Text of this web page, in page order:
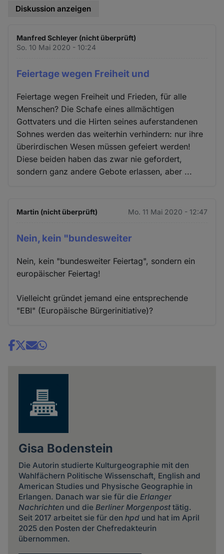
Diskussion anzeigen
Manfred Schleyer (nicht überprüft)
So. 10 Mai 2020 - 10:24
Feiertage wegen Freiheit und
Feiertage wegen Freiheit und Frieden, für alle
Menschen? Die Schafe eines allmächtigen
Gottvaters und die Hirten seines auferstandenen
Sohnes werden das weiterhin verhindern: nur ihre
überirdischen Wesen müssen gefeiert werden!
Diese beiden haben das zwar nie gefordert,
sondern ganz andere Gebote erlassen, aber ...
Martin (nicht überprüft) Mo. 11 Mai 2020 - 12:47
Nein, kein "bundesweiter
Nein, kein "bundesweiter Feiertag", sondern ein
europäischer Feiertag!
Vielleicht gründet jemand eine entsprechende
"EBI" (Europäische Bürgerinitiative)?
Share
Gisa Bodenstein
Die Autorin studierte Kulturgeographie mit den
Wahlfächern Politische Wissenschaft, English and
American Studies und Physische Geographie in
Erlangen. Danach war sie für die Erlanger
Nachrichtenund die Berliner Morgenposttätig.
Seit 2017 arbeitet sie für den hpdund hat im April
2025 den Posten der Chefredakteurin
übernommen.